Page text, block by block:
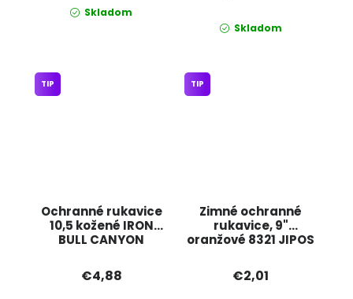
Skladom
Skladom
Ochranné rukavice
10,5 kožené IRON
BULL CANYON
TIP
€4,88
Zimné ochranné
rukavice, 9"
oranžové 8321 JIPOS
TIP
€2,01